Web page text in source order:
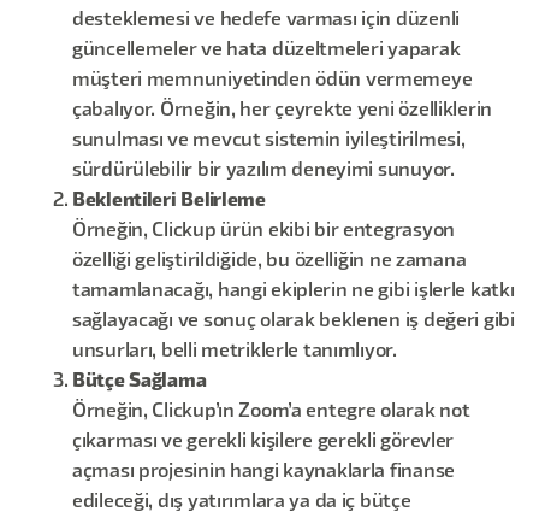
desteklemesi ve hedefe varması için düzenli
güncellemeler ve hata düzeltmeleri yaparak
müşteri memnuniyetinden ödün vermemeye
çabalıyor. Örneğin, her çeyrekte yeni özelliklerin
sunulması ve mevcut sistemin iyileştirilmesi,
sürdürülebilir bir yazılım deneyimi sunuyor.
Beklentileri Belirleme
Örneğin, Clickup ürün ekibi bir entegrasyon
özelliği geliştirildiğide, bu özelliğin ne zamana
tamamlanacağı, hangi ekiplerin ne gibi işlerle katkı
sağlayacağı ve sonuç olarak beklenen iş değeri gibi
unsurları, belli metriklerle tanımlıyor.
Bütçe Sağlama
Örneğin, Clickup’ın Zoom’a entegre olarak not
çıkarması ve gerekli kişilere gerekli görevler
açması projesinin hangi kaynaklarla finanse
edileceği, dış yatırımlara ya da iç bütçe